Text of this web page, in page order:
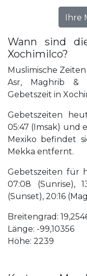
Ihre
Wann sind
Xochimilco?
Muslimische
Asr, Maghrib &
Gebetszeit in
Gebetszeiten
05:47 (Imsak) und
Mexiko befindet
Mekka entfernt.
Gebetszeiten für
07:08 (Sunrise),
(Sunset), 20:16
Breitengrad:
Länge: -99,10356
Höhe: 2239